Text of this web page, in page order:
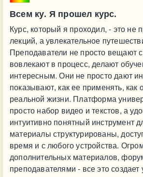
Всем ку. Я прошел курс.
Курс, который я проходил, - это не
лекций, а увлекательное
Преподаватели не просто вещают
вовлекают в процесс, делают
интересным. Они не просто дают
показывают, как ее применять, как
реальной жизни. Платформа
просто набор видео и текстов, а
интуитивно понятный инструмент
материалы структурированы,
время и с любого устройства.
дополнительных материалов,
преподавателями - все это